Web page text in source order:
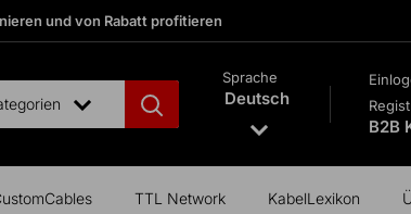
und von Rabatt profitieren
Sprache
Deutsch
B2B
TTL Network KabelLexikon